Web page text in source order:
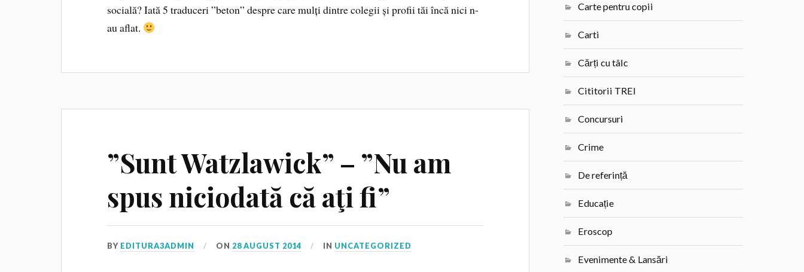
socială? Iată 5 traduceri ”beton” despre care mulți dintre colegii și profii tăi încă nici n-
au aflat.
”Sunt Watzlawick” – ”Nu am
spus niciodată că aţi fi”
BY EDITURA3ADMIN ON 28 AUGUST 2014 IN UNCATEGORIZED
Carte pentru copii
Carti
Cărți cu tâlc
Cititorii TREI
Concursuri
Crime
De referință
Educație
Eroscop
Evenimente & Lansări